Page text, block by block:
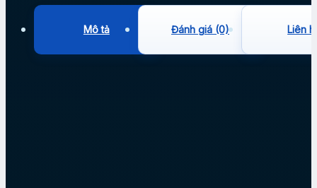
Mô tả Đánh giá (0) Liên